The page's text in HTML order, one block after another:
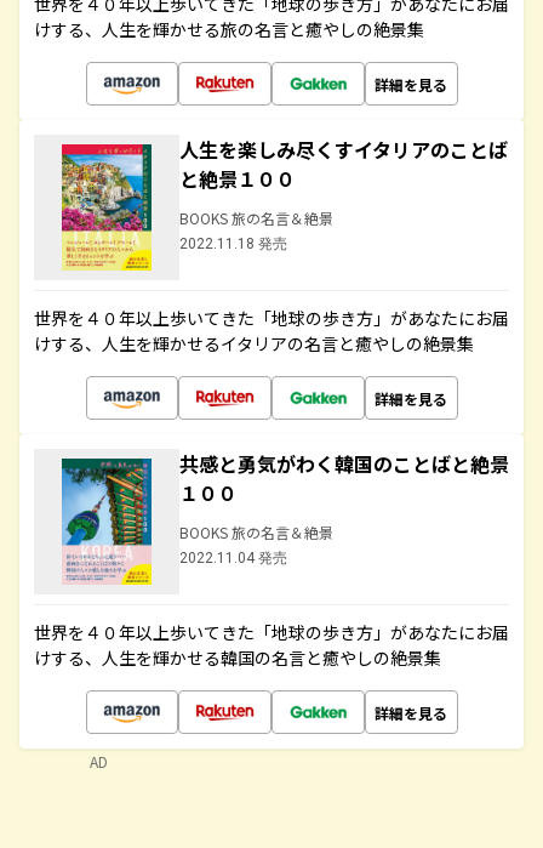
けする、人生を輝かせる旅の名言と癒やしの絶景集
詳細を見る
人生を楽しみ尽くすイタリアのことば
と絶景１００
BOOKS 旅の名言＆絶景
2022.11.18 発売
世界を４０年以上歩いてきた「地球の歩き方」があなたにお届
けする、人生を輝かせるイタリアの名言と癒やしの絶景集
詳細を見る
共感と勇気がわく韓国のことばと絶景
１００
BOOKS 旅の名言＆絶景
2022.11.04 発売
世界を４０年以上歩いてきた「地球の歩き方」があなたにお届
けする、人生を輝かせる韓国の名言と癒やしの絶景集
詳細を見る
AD